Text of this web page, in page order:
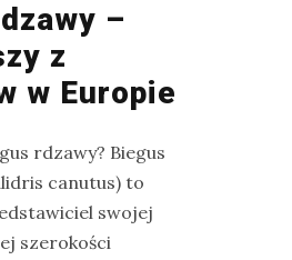
–
z
w Europie
rdzawy? Biegus
canutus) to
swojej
szerokości